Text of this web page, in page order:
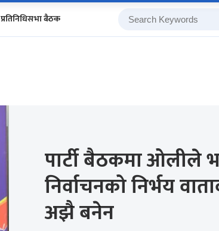
प्रतिनिधिसभा बैठक
पार्टी बैठकमा ओलीले
निर्वाचनको निर्भय
अझै बनेन